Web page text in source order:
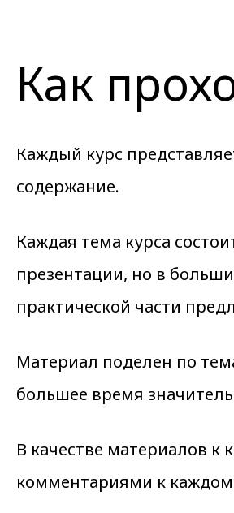
Как
Каждый курс
содержание.
Каждая тема курса
презентации, но в
практической части
Материал поделен по
большее время
В качестве материалов
комментариями к